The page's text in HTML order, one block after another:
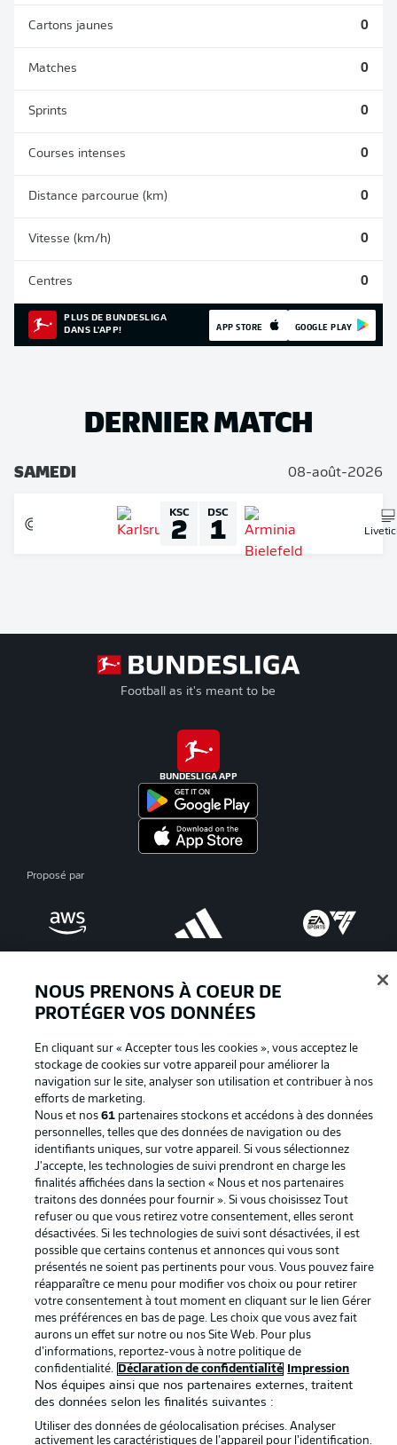
Cartons jaunes 0
Matches 0
Sprints 0
Courses intenses 0
Distance parcourue (km) 0
Vitesse (km/h) 0
Centres 0
PLUS DE BUNDESLIGA
DANS L'APP!
APP STORE GOOGLE PLAY
DERNIER MATCH
SAMEDI 08-août-2026
KSC
2 DSC
1
Football as it's meant to be
BUNDESLIGA APP
Proposé par
La publicité Conditions d’utilisation des
services
Mentions Légales Gérer mes préférences
Déclaration de
confidentialité
Diffuseurs
Travaux Contact
Impression Joueurs
© 2026 Bundesliga-Gruppe GmbH
NOUS PRENONS À COEUR DE
PROTÉGER VOS DONNÉES
En cliquant sur « Accepter tous les cookies », vous acceptez le
stockage de cookies sur votre appareil pour améliorer la
navigation sur le site, analyser son utilisation et contribuer à nos
efforts de marketing.
Nous et nos61 partenaires stockons et accédons à des données
personnelles, telles que des données de navigation ou des
identifiants uniques, sur votre appareil. Si vous sélectionnez
J'accepte, les technologies de suivi prendront en charge les
finalités affichées dans la section « Nous et nos partenaires
traitons des données pour fournir ». Si vous choisissez Tout
refuser ou que vous retirez votre consentement, elles seront
désactivées. Si les technologies de suivi sont désactivées, il est
possible que certains contenus et annonces qui vous sont
présentés ne soient pas pertinents pour vous. Vous pouvez faire
réapparaître ce menu pour modifier vos choix ou pour retirer
votre consentement à tout moment en cliquant sur le lien Gérer
mes préférences en bas de page. Les choix que vous avez fait
aurons un effet sur notre ou nos Site Web. Pour plus
d’informations, reportez-vous à notre politique de
confidentialité.
Déclaration de confidentialité Impression
Nos équipes ainsi que nos partenaires externes, traitent
des données selon les finalités suivantes :
Utiliser des données de géolocalisation précises. Analyser
activement les caractéristiques de l’appareil pour l’identification.